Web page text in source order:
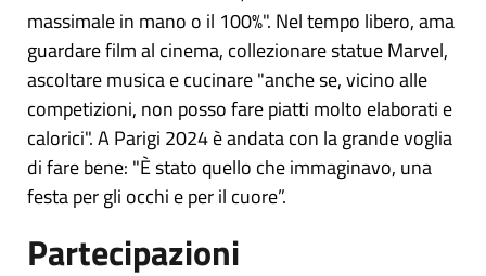
massimale in mano o il 100%". Nel tempo libero, ama
guardare film al cinema, collezionare statue Marvel,
ascoltare musica e cucinare "anche se, vicino alle
competizioni, non posso fare piatti molto elaborati e
calorici". A Parigi 2024 è andata con la grande voglia
di fare bene: "È stato quello che immaginavo, una
festa per gli occhi e per il cuore”.
Partecipazioni